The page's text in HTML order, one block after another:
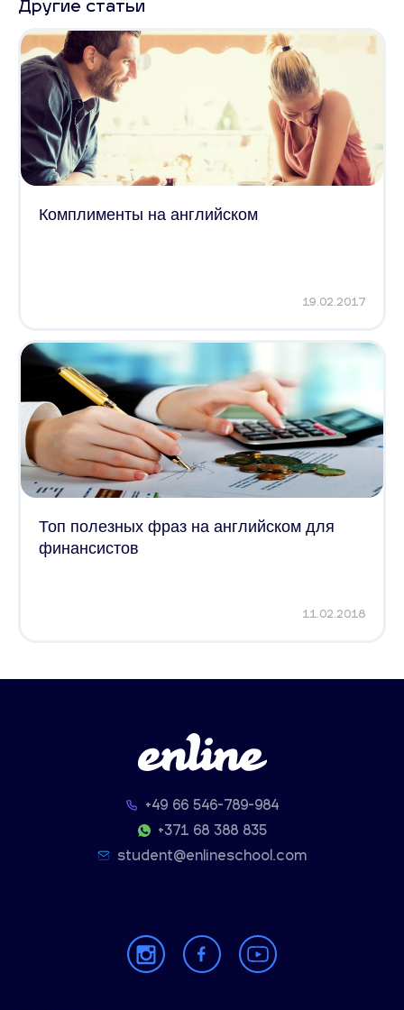
Другие статьи
Комплименты на английском
19.02.2017
Топ полезных фраз на английском для
финансистов
11.02.2018
+49 66 546-789-984
+371 68 388 835
student@enlineschool.com